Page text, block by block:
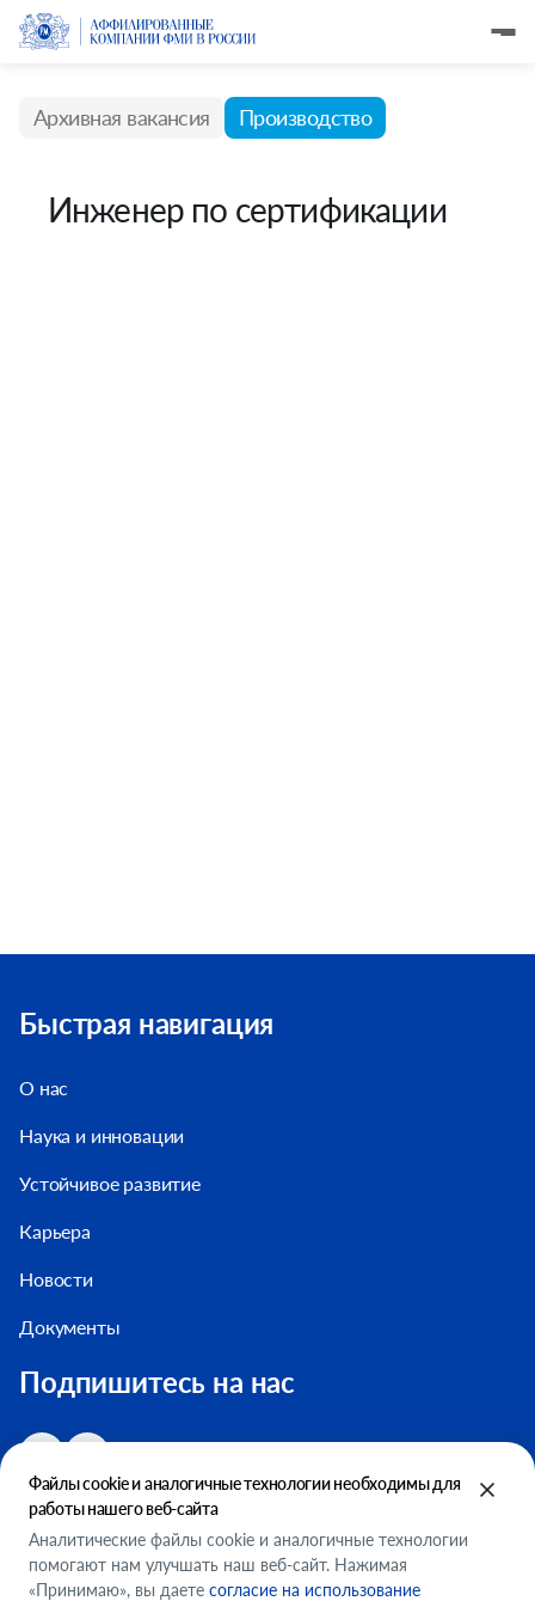
Архивная вакансия Производство
Инженер по сертификации
Быстрая навигация
О нас
Наука и инновации
Устойчивое развитие
Карьера
Новости
Документы
Подпишитесь на нас
Настройки файлов cookie ООО "ФМСМ"
Файлы cookie и аналогичные технологии необходимы для
работы нашего веб-сайта
Аналитические файлы cookie и аналогичные технологии
помогают нам улучшать наш веб-сайт. Нажимая
«Принимаю», вы даете согласие на использование